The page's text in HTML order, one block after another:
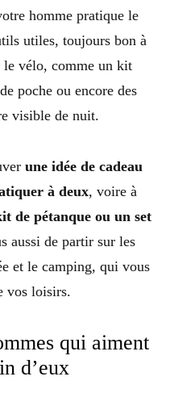
homme pratique le
utiles, toujours bon à
le vélo, comme un kit
poche ou encore des
visible de nuit.
une idée de cadeau
à deux, voire à
de pétanque ou un set
aussi de partir sur les
et le camping, qui vous
vos loisirs.
qui aiment
d’eux